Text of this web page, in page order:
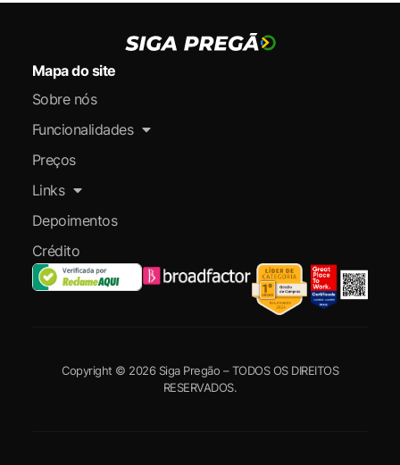
Mapa do site
Sobre nós
Funcionalidades
Preços
Links
Depoimentos
Crédito
Copyright © 2026 Siga Pregão – TODOS OS DIREITOS
RESERVADOS.